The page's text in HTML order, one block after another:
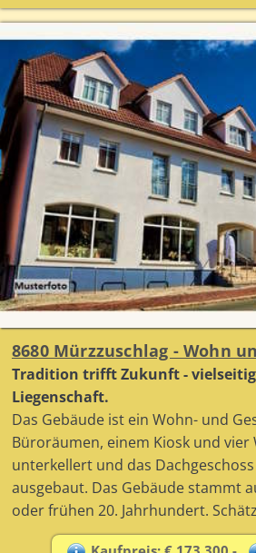
8680 Mürzzuschlag - Wohn
Tradition trifft Zukunft -
Liegenschaft.
Das Gebäude ist ein Wohn- und
Büroräumen, einem Kiosk und vier
unterkellert und das
ausgebaut. Das Gebäude stammt
oder frühen 20. Jahrhundert.